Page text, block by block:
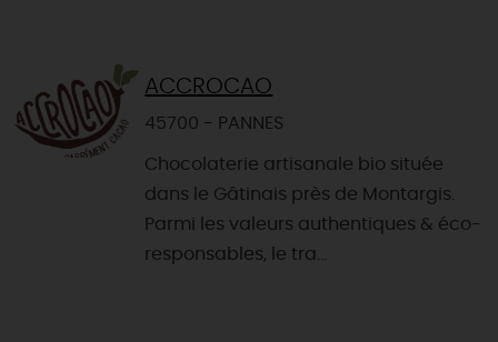
ACCROCAO
45700 - PANNES
Chocolaterie artisanale bio située
dans le Gâtinais près de Montargis.
Parmi les valeurs authentiques & éco-
responsables, le tra...